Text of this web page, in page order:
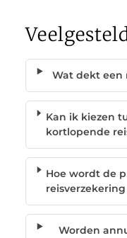
Wat dekt een
Kan ik kiezen
kortlopende
Hoe wordt de
Worden